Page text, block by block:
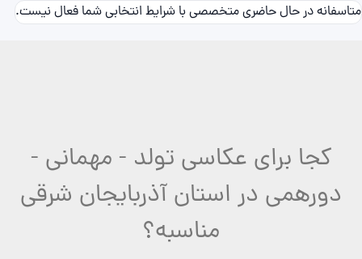
متاسفانه در حال حاضری متخصصی با شرایط انتخابی شما فعال نیست.
کجا برای عکاسی تولد - مهمانی -
دورهمی در استان آذربایجان شرقی
مناسبه؟